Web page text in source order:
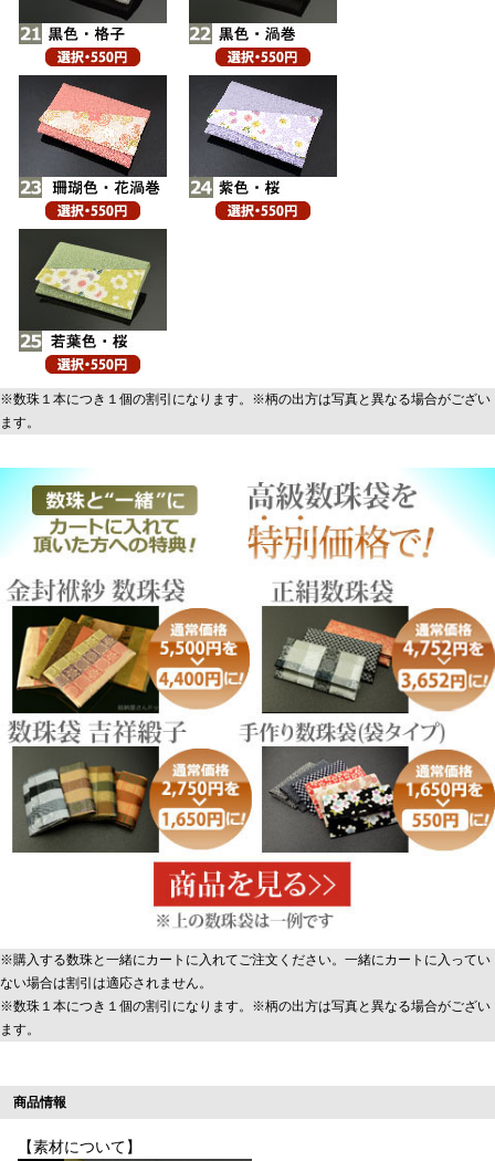
※数珠１本につき１個の割引になります。※柄の出方は写真と異なる場合がござい
ます。
※購入する数珠と一緒にカートに入れてご注文ください。一緒にカートに入ってい
ない場合は割引は適応されません。
※数珠１本につき１個の割引になります。※柄の出方は写真と異なる場合がござい
ます。
商品情報
【素材について】